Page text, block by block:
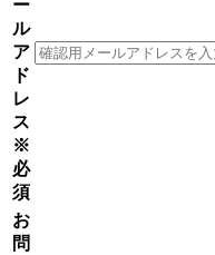
ー
ル
ア
ド
レ
ス
※
必
須
お
問